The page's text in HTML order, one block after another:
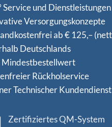
Service und Dienstleistungen
Versorgungskonzepte
ab € 125,–
Deutschlands
Mindestbestellwert
Rückholservice
Technischer Kundendienst
Zertifiziertes QM-System